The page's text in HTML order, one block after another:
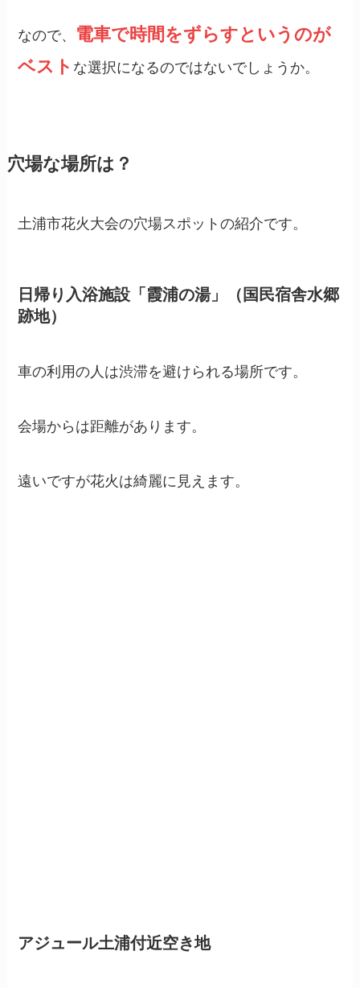
なので、 電車で時間をずらすというのが
ベスト な選択になるのではないでしょうか。
穴場な場所は？
土浦市花火大会の穴場スポットの紹介です。
日帰り入浴施設「霞浦の湯」（国民宿舎水郷
跡地）
車の利用の人は渋滞を避けられる場所です。
会場からは距離があります。
遠いですが花火は綺麗に見えます。
アジュール土浦付近空き地